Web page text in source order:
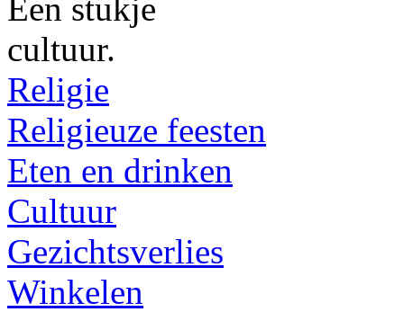
Religie
Religieuze feesten
Eten en drinken
Cultuur
Gezichtsverlies
Winkelen